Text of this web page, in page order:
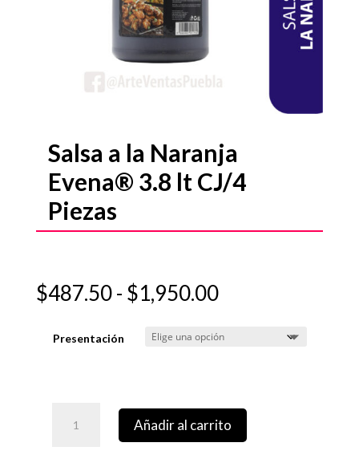
Salsa a la Naranja
Evena® 3.8 lt CJ/4
Piezas
$487.50- $1,950.00Rango
precios:
desde
$1,950.00
Presentación
Añadir al carrito